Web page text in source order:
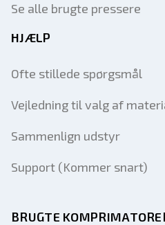
Se alle brugte pressere
HJÆLP
Ofte stillede spørgsmål
Vejledning til valg af
Sammenlign udstyr
Support (Kommer snart)
BRUGTE